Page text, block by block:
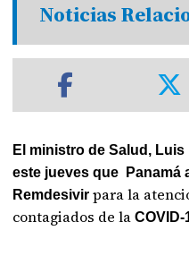
Noticias
El ministro de Salud,
este jueves que Panamá
Remdesivir para la
contagiados de laCOVID-